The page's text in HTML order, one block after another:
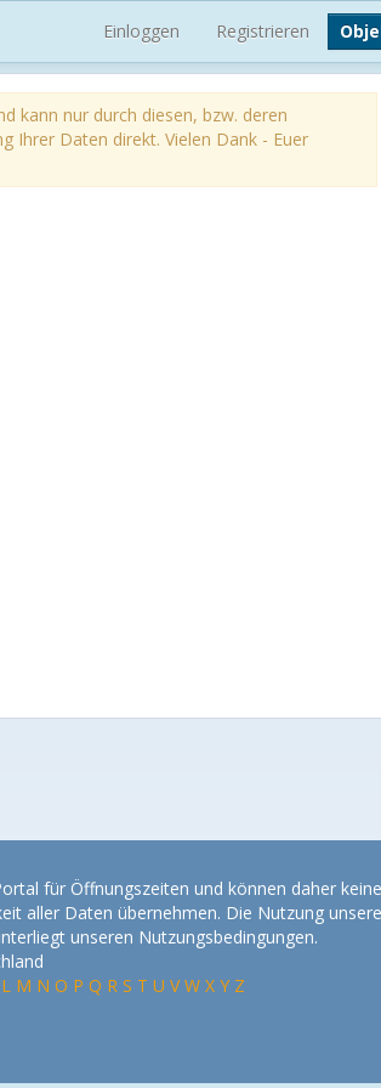
Einloggen Registrieren
kann nur durch diesen, bzw. deren
Ihrer Daten direkt. Vielen Dank - Euer
für Öffnungszeiten und können daher keine
aller Daten übernehmen. Die Nutzung
unseren Nutzungsbedingungen.
L M N O P Q R S T U V W X Y Z